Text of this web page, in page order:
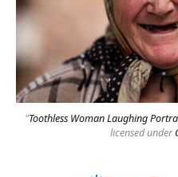
"Toothless Woman Laughing
licensed under